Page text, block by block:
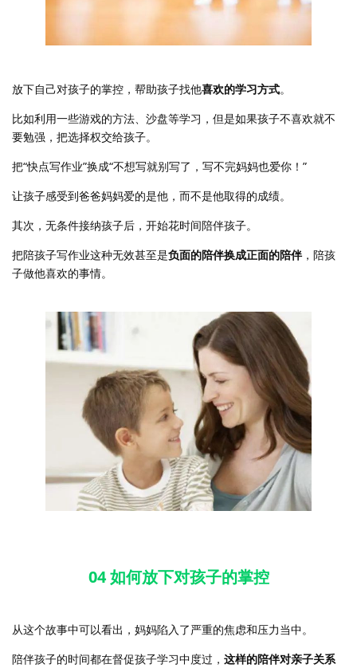
放下自己对孩子的掌控，帮助孩子找他喜欢的学习方式。
比如利用一些游戏的方法、沙盘等学习，但是如果孩子不喜欢就不
要勉强，把选择权交给孩子。
把“快点写作业”换成“不想写就别写了，写不完妈妈也爱你！”
让孩子感受到爸爸妈妈爱的是他，而不是他取得的成绩。
其次，无条件接纳孩子后，开始花时间陪伴孩子。
把陪孩子写作业这种无效甚至是负面的陪伴换成正面的陪伴，陪孩
子做他喜欢的事情。
04 如何放下对孩子的掌控
从这个故事中可以看出，妈妈陷入了严重的焦虑和压力当中。
陪伴孩子的时间都在督促孩子学习中度过， 这样的陪伴对亲子关系